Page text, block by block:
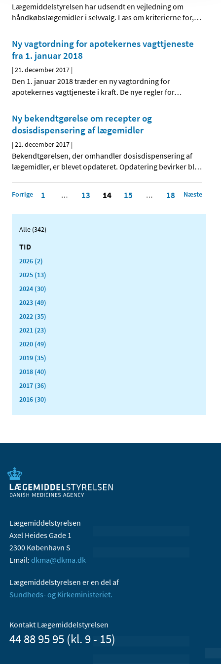
Lægemiddelstyrelsen har udsendt en vejledning om
håndkøbslægemidler i selvvalg. Læs om kriterierne for,…
Ny vagtordning for apotekernes vagttjeneste
fra 1. januar 2018
|21. december 2017 |
Den 1. januar 2018 træder en ny vagtordning for
apotekernes vagttjeneste i kraft. De nye regler for…
Ny bekendtgørelse om recepter og
dosisdispensering af lægemidler
|21. december 2017 |
Bekendtgørelsen, der omhandler dosisdispensering af
lægemidler, er blevet opdateret. Opdatering bevirker bl…
Forrige 1 … 13 14 15 … 18 Næste
Alle (342)
TID
2026 (2)
2025 (13)
2024 (30)
2023 (49)
2022 (35)
2021 (23)
2020 (49)
2019 (35)
2018 (40)
2017 (36)
2016 (30)
Lægemiddelstyrelsen
Axel Heides Gade 1
2300 København S
Email: dkma@dkma.dk
Lægemiddelstyrelsen er en del af
Sundheds- og Kirkeministeriet.
Kontakt Lægemiddelstyrelsen
44 88 95 95 (kl. 9 - 15)